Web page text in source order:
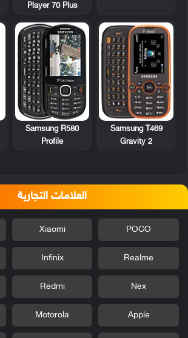
Player 70 Plus
Samsung T469
Gravity 2
Samsung R580
Profile
العلامات التجارية
POCO
Xiaomi
Realme
Infinix
Nex
Redmi
Apple
Motorola